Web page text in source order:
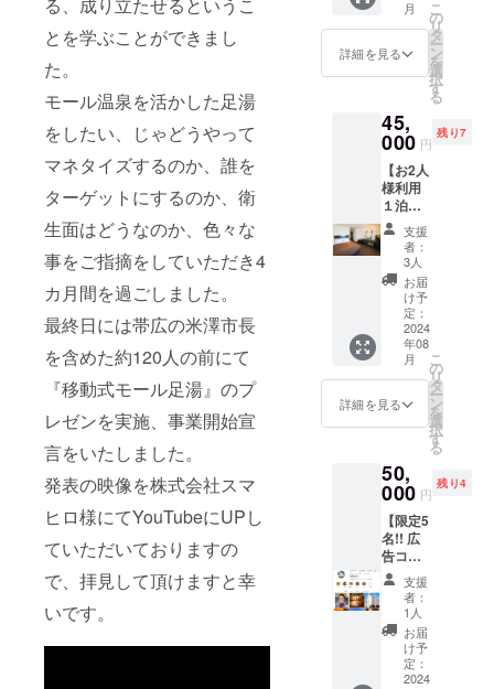
る、成り立たせるというこ
とを学ぶことができまし
た。
モール温泉を活かした足湯
をしたい、じゃどうやって
マネタイズするのか、誰を
ターゲットにするのか、衛
生面はどうなのか、色々な
事をご指摘をしていただき4
カ月間を過ごしました。
最終日には帯広の米澤市長
を含めた約120人の前にて
『移動式モール足湯』のプ
レゼンを実施、事業開始宣
言をいたしました。
発表の映像を株式会社スマ
ヒロ様にてYouTubeにUPし
ていただいておりますの
で、拝見して頂けますと幸
いです。
×6回分)
■日帰り
入浴券
使用方
法 入浴
ロント
スタッ
フにお
渡しく
ださ
い。 ※
有効期
限は裏
面の日
付から5
年以内
とさせ
ていた
だきま
す。
ただけ
ます。
水町あ
すなろ
直送牛
乳や音
更町更
葉園産
十勝大
豆の納
豆な
ど、地
元の食
材を取
り揃え
ビュッ
フェ
コー
ござい
ます。
食-■ 雰
囲気の
良いお
食事処
でお風
呂上が
りの至
福のひ
と時を
下記メ
ニュー
から当
日お好
い。 ・
パス
ポート
翌朝
10:00ま
でご入
浴可能
です。
※10:00
～15:00
は温泉
清掃の
ためご
利用で
きませ
ん。 ※
記名ご
本人様
利用に
なれま
イメー
ジとな
りま
す。 ※
パス
ポート
の有効
期限は
裏面の
日付押
印から3
カ月と
いただ
きま
す。 ・
入浴券
15枚
22,500
円分に
相当
（入浴
料1,500
円×15回
用方法
入浴券
をフロ
ント ス
タッフ
にお渡
しくだ
さい。
※有効期
付から5
年以内
とさせ
ていた
だきま
す。
（内
容） ・
ふく井
ホテル
日帰り
カ月間
入り放
題とな
るパス
ポート
です。
・ふく
井ホテ
ル日帰
り入浴
券20枚
30,000
円分に
相当
（入浴
料1,500
円×20回
有効期
限は裏
面の日
付から5
年以内
とさせ
ていた
だきま
す。 ■
使用方
法 ・必
ずお名
前をご
月
詳細を見る
こ
の
リ
タ
ー
ン
を
選
択
す
る
45,
000 円
残り7
【お2人
様利用
１泊２
食付き
宿泊券
＋日帰
り入浴
券20
枚】
（内
容）
【お２
人様】1
泊２食
宿泊券
ふく井
２階レ
ストラ
ン バイ
プレー
ンにて
朝食と
夕食が
付いた
プラン
となっ
ており
ます。
※ホテル
支援
者：
3人
お届
け予
定：
2024
年08
月
詳細を見る
こ
の
リ
タ
ー
ン
を
選
択
す
る
50,
000 円
残り4
【限定5
名!! 広
告コー
ス ふく
井ホテ
Instagr
amフォ
ロワー
(3,100
支援
者：
1人
お届
け予
定：
2024